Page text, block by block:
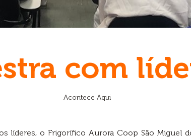
com
Acontece Aqui
líderes, o Frigorífico Aurora Coop São Miguel